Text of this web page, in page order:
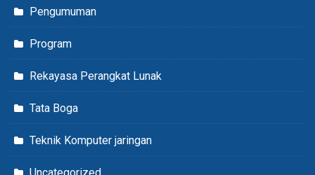
Pengumuman
Program
Rekayasa Perangkat Lunak
Tata Boga
Teknik Komputer jaringan